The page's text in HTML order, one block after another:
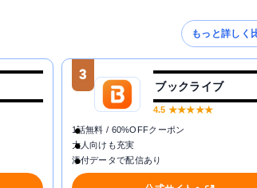
もっと詳しく
3
ブックライブ
4.5 ★★★★★
1話無料 / 60%OFFクーポン
大人向けも充実
添付データで配信あり